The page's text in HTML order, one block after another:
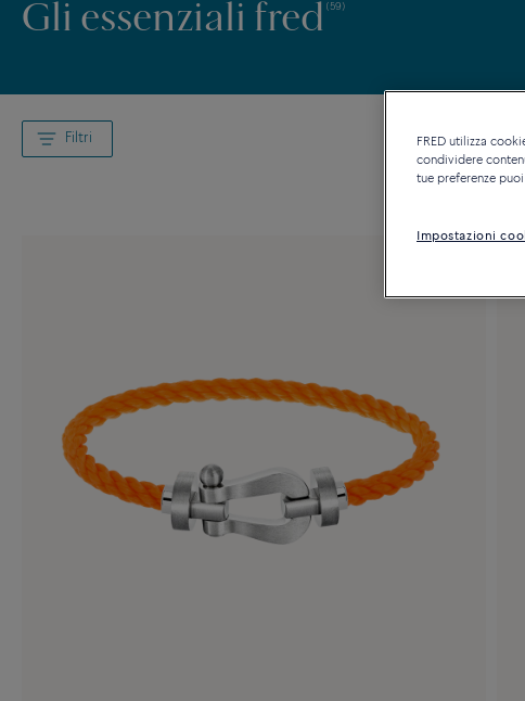
Gli essenziali fred (59)
Filtri
FRED utilizza
condividere
tue preferenze
Impostazioni